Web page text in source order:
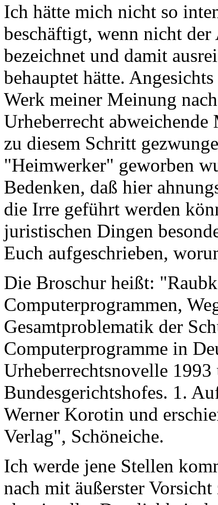
Ich hätte mich nicht so
beschäftigt, wenn nicht
bezeichnet und damit
behauptet hätte.
Werk meiner Meinung
Urheberrecht
zu diesem Schritt
"Heimwerker" geworben
Bedenken, daß hier
die Irre geführt werden
juristischen Dingen
Euch aufgeschrieben,
Die Broschur heißt:
Computerprogrammen,
Gesamtproblematik der
Computerprogramme in
Urheberrechtsnovelle 1993
Bundesgerichtshofes. 1.
Werner Korotin und
Verlag", Schöneiche.
Ich werde jene Stellen
nach mit äußerster